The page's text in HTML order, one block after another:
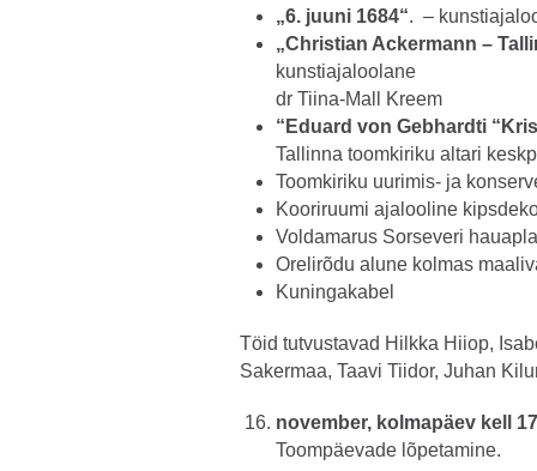
„6. juuni 1684“. –
„Christian Ackermann –
kunstiajaloolane
dr Tiina-Mall Kreem
“Eduard von Gebhardti
Tallinna toomkiriku altari
Toomkiriku uurimis- ja
Kooriruumi ajalooline
Voldamarus Sorseveri
Orelirõdu alune kolmas
Kuningakabel
Töid tutvustavad Hilkka Hiiop,
Sakermaa, Taavi Tiidor, Juhan
november, kolmapäev kell
Toompäevade lõpetamine.